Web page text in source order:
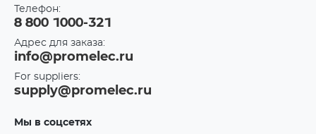
Телефон:
8 800 1000-321
Адрес для заказа:
info@promelec.ru
For suppliers:
supply@promelec.ru
Мы в соцсетях